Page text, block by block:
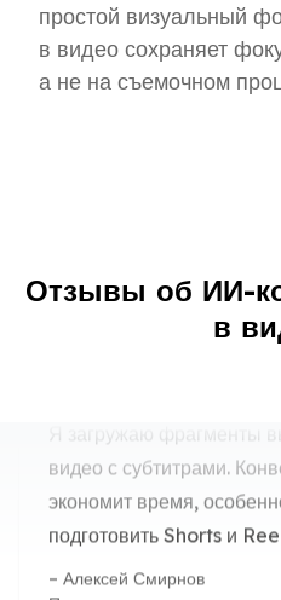
простой визуальный
в видео сохраняет
а не на съемочном
Отзывы об ИИ-
в
Я загружаю фрагменты
видео с субтитрами.
Алексей Смирнов
Продюсер подкаста